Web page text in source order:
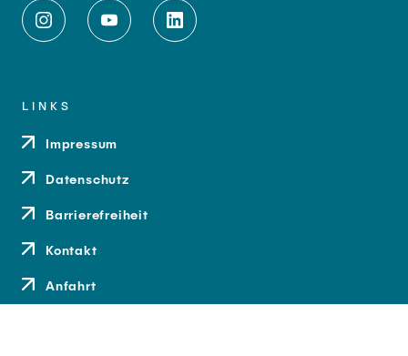
LINKS
Impressum
Datenschutz
Barrierefreiheit
Kontakt
Anfahrt